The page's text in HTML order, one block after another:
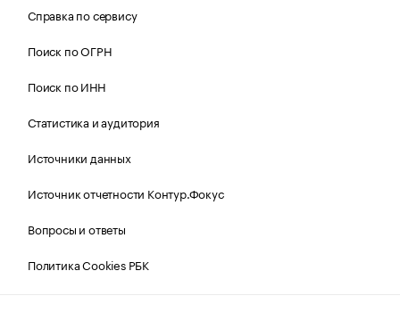
Справка по сервису
Поиск по ОГРН
Поиск по ИНН
Статистика и аудитория
Источники данных
Источник отчетности Контур.Фокус
Вопросы и ответы
Политика Cookies РБК